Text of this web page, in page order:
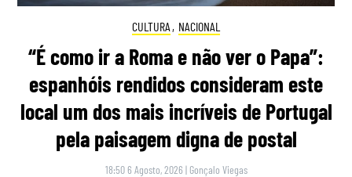
CULTURA , NACIONAL
“É como ir a Roma e não ver o Papa”:
espanhóis rendidos consideram este
local um dos mais incríveis de Portugal
pela paisagem digna de postal
18:50 6 Agosto, 2026 | Gonçalo Viegas